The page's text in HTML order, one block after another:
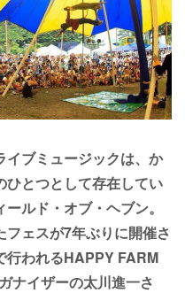
イブミュージックは、か
とつとして存在してい
ルド・オブ・ヘブン。
ェスが7年ぶりに開催さ
行われるHAPPY FARM
ナイザーの太川進一さ